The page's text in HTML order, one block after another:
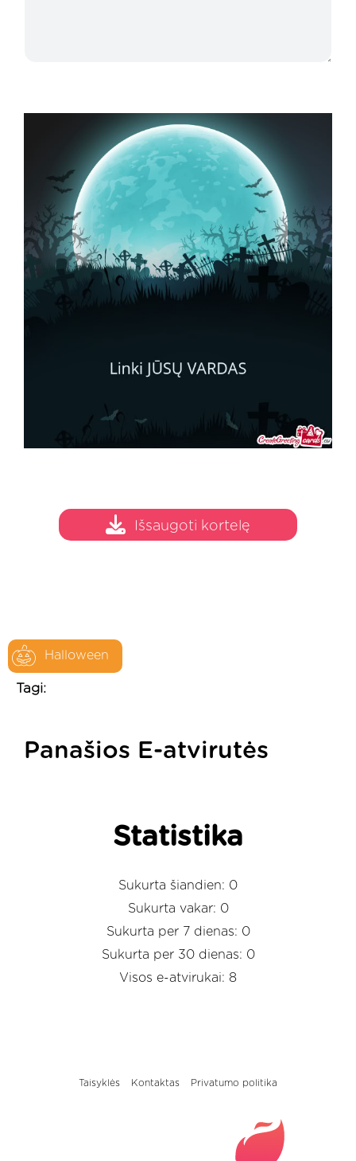
Halloween
Tagi:
Išsaugoti kortelę
Panašios E-atvirutės
Statistika
Sukurta šiandien: 0
Sukurta vakar: 0
Sukurta per 7 dienas: 0
Sukurta per 30 dienas: 0
Visos e-atvirukai: 8
Taisyklės Kontaktas Privatumo politika